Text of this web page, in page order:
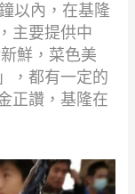
以內，在基隆
主要提供中
鮮，菜色美
，都有一定的
正讚，基隆在